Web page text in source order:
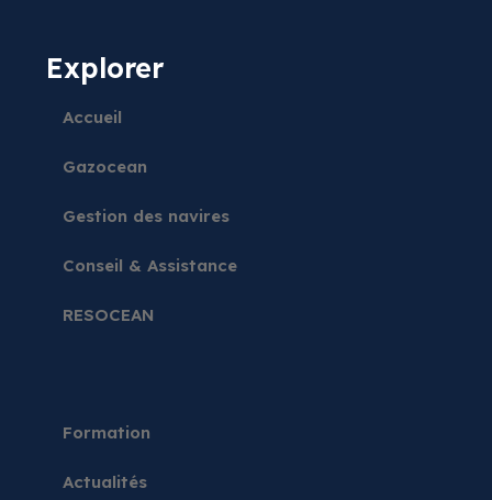
Explorer
Accueil
Gazocean
Gestion des navires
Conseil & Assistance
RESOCEAN
Formation
Actualités